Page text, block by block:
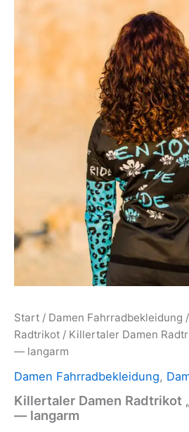
Start / Damen Fahrradbekleidung /
Radtrikot / Killertaler Damen
— langarm
Damen Fahrradbekleidung,
Killertaler Damen Radtrikot
— langarm